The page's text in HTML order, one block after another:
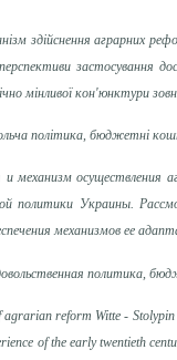
здійснення аграрних
застосування
мінливої кон'юнктури
політика, бюджетні
и механизм
политики Украины.
механизмов ее
политика,
reform Witte -
of the early twentieth